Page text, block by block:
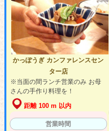
かっぽうぎ カンファレンスセン
ター店
※当面の間ランチ営業のみ お母
さんの手作り料理を！
距離 100 m 以内
営業時間